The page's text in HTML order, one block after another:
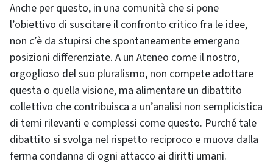
Anche per questo, in una comunità che si pone
l’obiettivo di suscitare il confronto critico fra le idee,
non c’è da stupirsi che spontaneamente emergano
posizioni differenziate. A un Ateneo come il nostro,
orgoglioso del suo pluralismo, non compete adottare
questa o quella visione, ma alimentare un dibattito
collettivo che contribuisca a un’analisi non semplicistica
di temi rilevanti e complessi come questo. Purché tale
dibattito si svolga nel rispetto reciproco e muova dalla
ferma condanna di ogni attacco ai diritti umani.